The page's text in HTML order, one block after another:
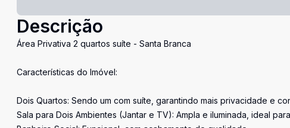
Descrição
Área Privativa 2 quartos suíte - Santa Branca
Características do Imóvel:
Dois Quartos: Sendo um com suíte, garantindo mais privacidade e
Sala para Dois Ambientes (Jantar e TV): Ampla e iluminada, ideal